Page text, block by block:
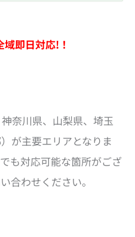
即日対応!！
奈川県、山梨県、埼玉
が主要エリアとなりま
も対応可能な箇所がござ
合わせください。